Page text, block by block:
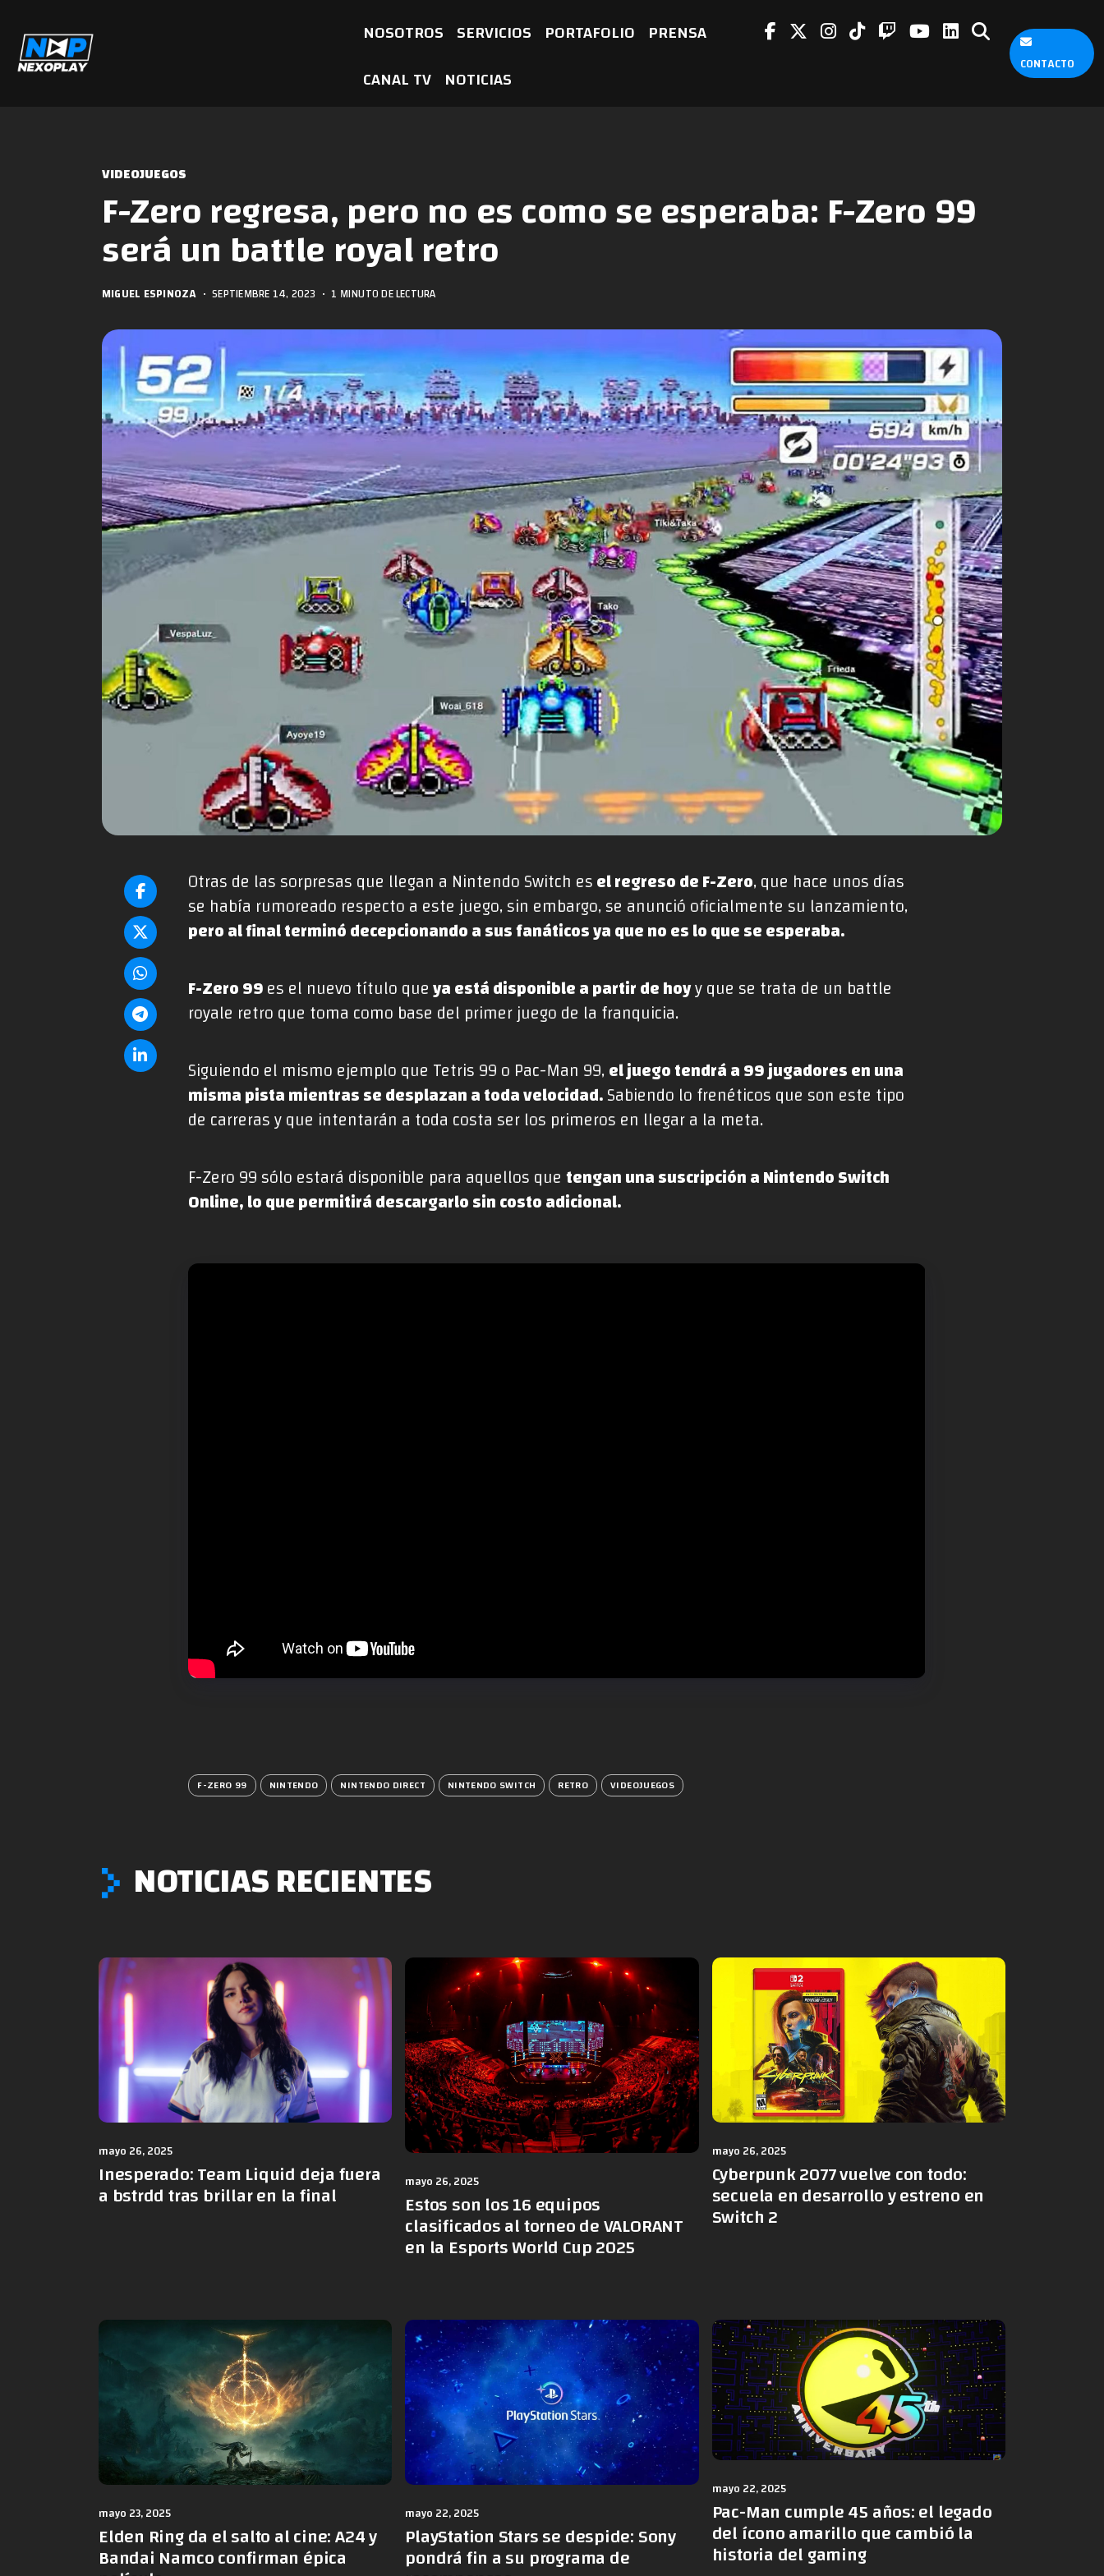
NOSOTROS SERVICIOS PORTAFOLIO PRENSA
CANAL TV NOTICIAS CONTACTO
VIDEOJUEGOS
F-Zero regresa, pero no es como se esperaba: F-Zero 99
será un battle royal retro
MIGUEL ESPINOZA • SEPTIEMBRE 14, 2023 • 1 MINUTO DE LECTURA
Otras de las sorpresas que llegan a Nintendo Switch esel regreso de F-Zero, que hace unos días
se había rumoreado respecto a este juego, sin embargo, se anunció oficialmente su lanzamiento,
pero al final terminó decepcionando a sus fanáticos ya que no es lo que se esperaba.
F-Zero 99es el nuevo título queya está disponible a partir de hoyy que se trata de un battle
royale retro que toma como base del primer juego de la franquicia.
Siguiendo el mismo ejemplo que Tetris 99 o Pac-Man 99,el juego tendrá a 99 jugadores en una
misma pista mientras se desplazan a toda velocidad.Sabiendo lo frenéticos que son este tipo
de carreras y que intentarán a toda costa ser los primeros en llegar a la meta.
F-Zero 99 sólo estará disponible para aquellos quetengan una suscripción a Nintendo Switch
Online, lo que permitirá descargarlo sin costo adicional.
F-ZERO 99 NINTENDO NINTENDO DIRECT NINTENDO SWITCH RETRO VIDEOJUEGOS
NOTICIAS RECIENTES
mayo 26, 2025
Inesperado: Team Liquid deja fuera
a bstrdd tras brillar en la final mayo 26, 2025
Estos son los 16 equipos
clasificados al torneo de VALORANT
en la Esports World Cup 2025
mayo 26, 2025
Cyberpunk 2077 vuelve con todo:
secuela en desarrollo y estreno en
Switch 2
mayo 23, 2025
Elden Ring da el salto al cine: A24 y
Bandai Namco confirman épica
mayo 22, 2025
PlayStation Stars se despide: Sony
pondrá fin a su programa de
mayo 22, 2025
Pac-Man cumple 45 años: el legado
del ícono amarillo que cambió la
historia del gaming